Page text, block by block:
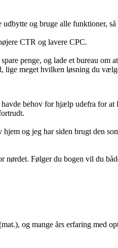
og bruge alle funktioner,
CTR og lavere CPC.
penge, og lade et bureau om
lige meget hvilken løsning du
behov for hjælp udefra for at
og jeg har siden brugt den
Følger du bogen vil du
og mange års erfaring med